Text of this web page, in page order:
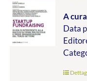
A
Data